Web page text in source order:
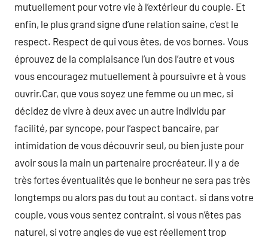
mutuellement pour votre vie à l’extérieur du couple. Et
enfin, le plus grand signe d’une relation saine, c’est le
respect. Respect de qui vous êtes, de vos bornes. Vous
éprouvez de la complaisance l’un dos l’autre et vous
vous encouragez mutuellement à poursuivre et à vous
ouvrir.Car, que vous soyez une femme ou un mec, si
décidez de vivre à deux avec un autre individu par
facilité, par syncope, pour l’aspect bancaire, par
intimidation de vous découvrir seul, ou bien juste pour
avoir sous la main un partenaire procréateur, il y a de
très fortes éventualités que le bonheur ne sera pas très
longtemps ou alors pas du tout au contact. si dans votre
couple, vous vous sentez contraint, si vous n’êtes pas
naturel, si votre angles de vue est réellement trop